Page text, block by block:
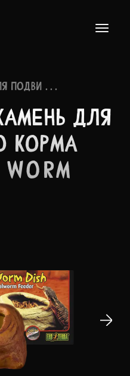
ПОДВИ . . .
ДЛЯ
КОРМА